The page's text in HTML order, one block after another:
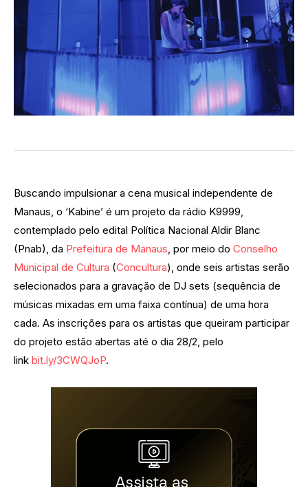
Buscando impulsionar a cena musical independente de
Manaus, o ‘Kabine’ é um projeto da rádio K9999,
contemplado pelo edital Política Nacional Aldir Blanc
(Pnab), da Prefeitura de Manaus, por meio do Conselho
Municipal de Cultura (Concultura), onde seis artistas serão
selecionados para a gravação de DJ sets (sequência de
músicas mixadas em uma faixa contínua) de uma hora
cada. As inscrições para os artistas que queiram participar
do projeto estão abertas até o dia 28/2, pelo
link bit.ly/3CWQJoP.